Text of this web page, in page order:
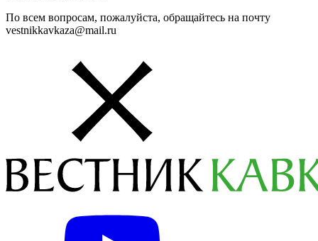
По всем вопросам, пожалуйста, обращайтесь на почту
vestnikkavkaza@mail.ru